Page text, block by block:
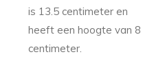
is 13.5 centimeter en
heeft een hoogte van 8
centimeter.